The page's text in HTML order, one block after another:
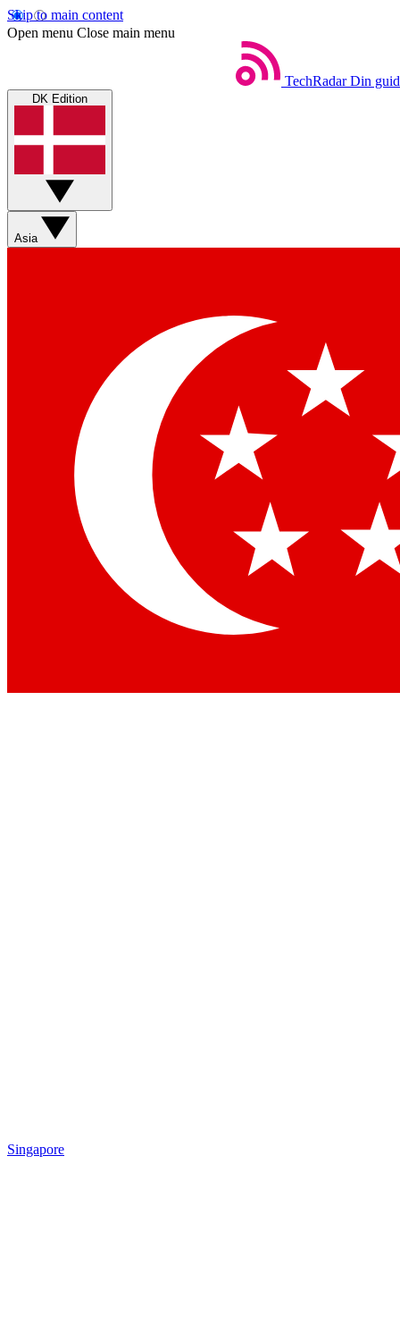
Skip to main content
Open menu Close main menu
TechRadar Din
DK Edition
Asia
Singapore